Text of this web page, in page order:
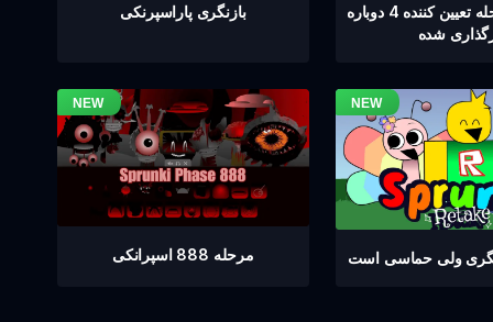
بازنگری پاراسپرنکی
اسپرنکی مرحله تعیین کننده 4 دوباره
شده
مرحله 888 اسپرانکی ولی حماسی است